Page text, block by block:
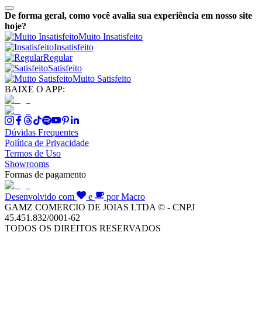
De forma geral, como você avalia sua experiência em nosso site
hoje?
Muito Insatisfeito
Insatisfeito
Regular
Satisfeito
Muito Satisfeito
BAIXE O APP:
Dúvidas Frequentes
Política de Privacidade
Termos de Uso
Showrooms
Formas de pagamento
Desenvolvido com e
por Macro
GAMZ COMERCIO DE JOIAS LTDA © - CNPJ
45.451.832/0001-62
TODOS OS DIREITOS RESERVADOS